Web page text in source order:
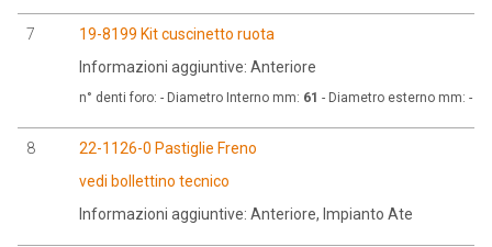
7
19-8199 Kit cuscinetto ruota
Informazioni aggiuntive: Anteriore
n° denti foro: - Diametro Interno mm: 61 - Diametro esterno mm: -
8
22-1126-0 Pastiglie Freno
vedi bollettino tecnico
Informazioni aggiuntive: Anteriore, Impianto Ate